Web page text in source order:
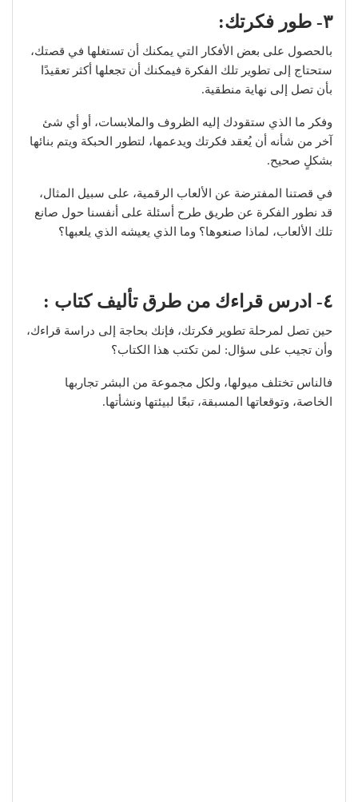
٣- طور فكرتك:
بالحصول على بعض الأفكار التي يمكنك أن تستغلها في قصتك،
ستحتاج إلى تطوير تلك الفكرة فيمكنك أن تجعلها أكثر تعقيدًا
بأن تصل إلى نهاية منطقية.
وفكر ما الذي ستقودك إليه الظروف والملابسات، أو أي شئ
آخر من شأنه أن يُعقد فكرتك ويدعمها، لتطور الحبكة ويتم بنائها
بشكلٍ صحيح.
في قصتنا المفترضة عن الألعاب الرقمية، على سبيل المثال،
قد نطور الفكرة عن طريق طرح أسئلة على أنفسنا حول صانع
تلك الألعاب، لماذا صنعوها؟ وما الذي يعيشه الذي يلعبها؟
٤- ادرس قراءك من طرق تأليف كتاب :
حين تصل لمرحلة تطوير فكرتك، فإنك بحاجة إلى دراسة قراءك،
وأن تجيب على سؤال: لمن تكتب هذا الكتاب؟
فالناس تختلف ميولها، ولكل مجموعة من البشر تجاربها
الخاصة، وتوقعاتها المسبقة، تبعًا لبيئتها ونشأتها.